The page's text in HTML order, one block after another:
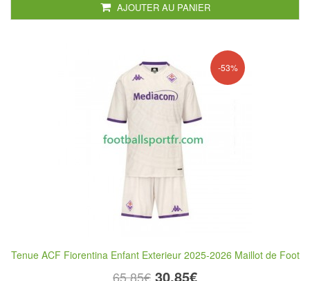
AJOUTER AU PANIER
-53%
Tenue ACF Fiorentina Enfant Exterieur 2025-2026 Maillot de Foot
65.85€ 30.85€